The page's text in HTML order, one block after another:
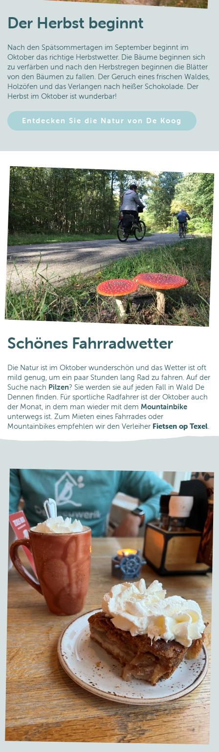
Der Herbst beginnt
Nach den Spätsommertagen im September beginnt im
Oktober das richtige Herbstwetter. Die Bäume beginnen sich
zu verfärben und nach den Herbstregen beginnen die Blätter
von den Bäumen zu fallen. Der Geruch eines frischen Waldes,
Holzöfen und das Verlangen nach heißer Schokolade. Der
Herbst im Oktober ist wunderbar!
Entdecken Sie die Natur von De Koog
Schönes Fahrradwetter
Die Natur ist im Oktober wunderschön und das Wetter ist oft
mild genug, um ein paar Stunden lang Rad zu fahren. Auf der
Suche nach Pilzen? Sie werden sie auf jeden Fall in Wald De
Dennen finden. Für sportliche Radfahrer ist der Oktober auch
der Monat, in dem man wieder mit dem Mountainbike
unterwegs ist. Zum Mieten eines Fahrrades oder
Mountainbikes empfehlen wir den Verleiher Fietsen op Texel